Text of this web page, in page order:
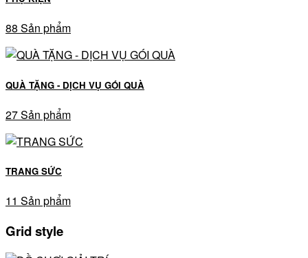
88 Sản phẩm
QUÀ TẶNG - DỊCH VỤ GÓI QUÀ
27 Sản phẩm
TRANG SỨC
11 Sản phẩm
Grid style